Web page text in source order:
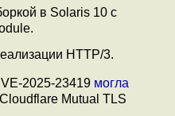
в Solaris 10 с
HTTP/3.
2025-23419 могла
Mutual TLS